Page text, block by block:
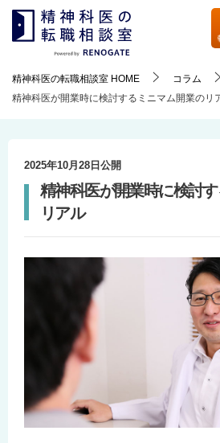
精神科医の転職相談室 HOME
コラム
精神科医が開業時に検討するミニマム開業のリ
2025年10月28日 公開
精神科医が開業時に検討
リアル